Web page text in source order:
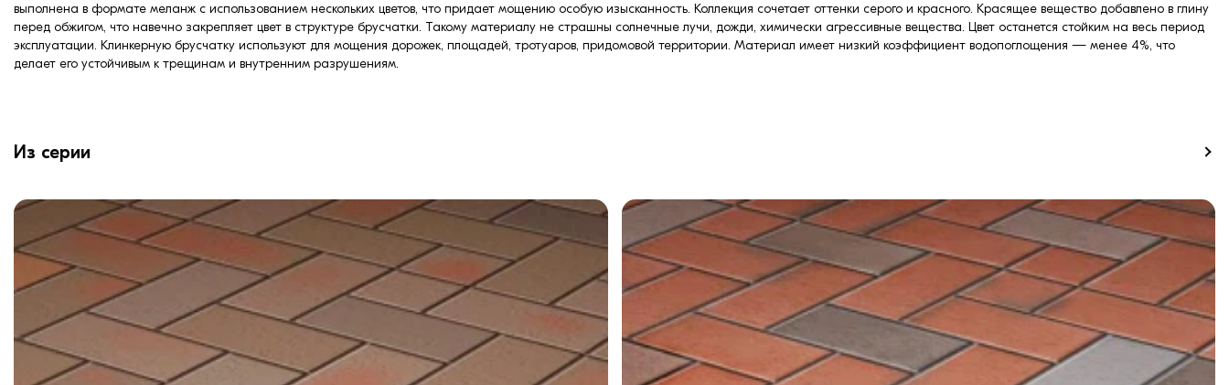
выполнена в формате меланж с использованием нескольких цветов, что придает мощению особую изысканность. Коллекция сочетает оттенки серого и красного. Красящее вещество добавлено в глину
перед обжигом, что навечно закрепляет цвет в структуре брусчатки. Такому материалу не страшны солнечные лучи, дожди, химически агрессивные вещества. Цвет останется стойким на весь период
эксплуатации. Клинкерную брусчатку используют для мощения дорожек, площадей, тротуаров, придомовой территории. Материал имеет низкий коэффициент водопоглощения — менее 4%, что
делает его устойчивым к трещинам и внутренним разрушениям.
Из серии